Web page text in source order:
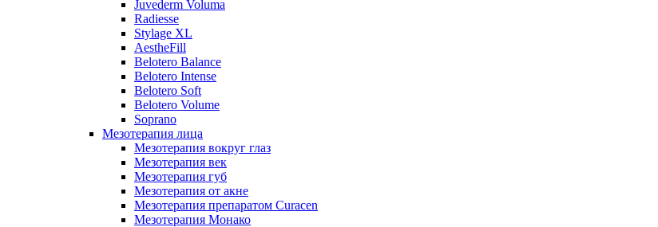
Juvederm Voluma
Radiesse
Stylage XL
AestheFill
Belotero Balance
Belotero Intense
Belotero Soft
Belotero Volume
Soprano
Мезотерапия лица
Мезотерапия вокруг глаз
Мезотерапия век
Мезотерапия губ
Мезотерапия от акне
Мезотерапия препаратом Curacen
Мезотерапия Монако